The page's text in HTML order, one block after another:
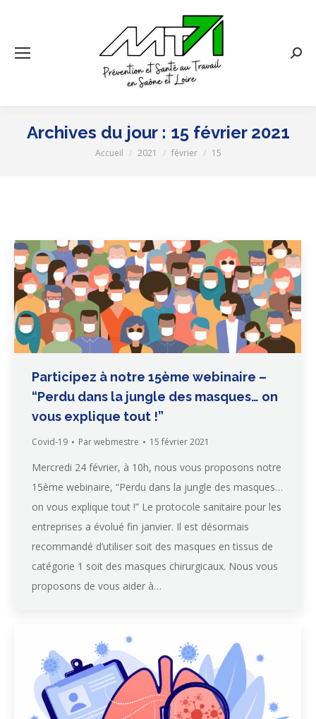
Archives du jour : 15 février 2021
Vous êtes ici :
Accueil 2021 février 15
Participez à notre 15ème webinaire –
“Perdu dans la jungle des masques… on
vous explique tout !”
Covid-19 Parwebmestre 15 février 2021
Mercredi 24 février, à 10h, nous vous proposons notre
15ème webinaire, “Perdu dans la jungle des masques…
on vous explique tout !” Le protocole sanitaire pour les
entreprises a évolué fin janvier. Il est désormais
recommandé d’utiliser soit des masques en tissus de
catégorie 1 soit des masques chirurgicaux. Nous vous
proposons de vous aider à…